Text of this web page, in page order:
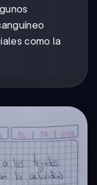
como la